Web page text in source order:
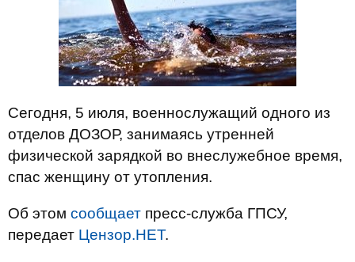
Сегодня, 5 июля, военнослужащий одного из
отделов ДОЗОР, занимаясь утренней
физической зарядкой во внеслужебное время,
спас женщину от утопления.
Об этом сообщает пресс-служба ГПСУ,
передает Цензор.НЕТ.